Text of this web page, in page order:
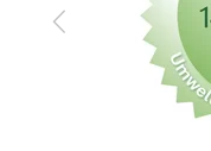
Zurück